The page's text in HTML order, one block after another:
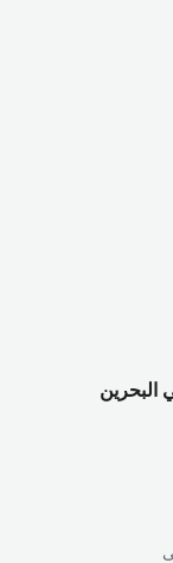
البحرين